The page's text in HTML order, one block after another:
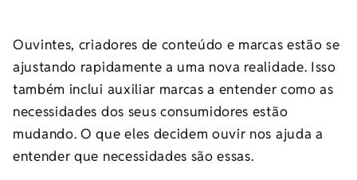
Ouvintes, criadores de conteúdo e marcas estão se
ajustando rapidamente a uma nova realidade. Isso
também inclui auxiliar marcas a entender como as
necessidades dos seus consumidores estão
mudando. O que eles decidem ouvir nos ajuda a
entender que necessidades são essas.